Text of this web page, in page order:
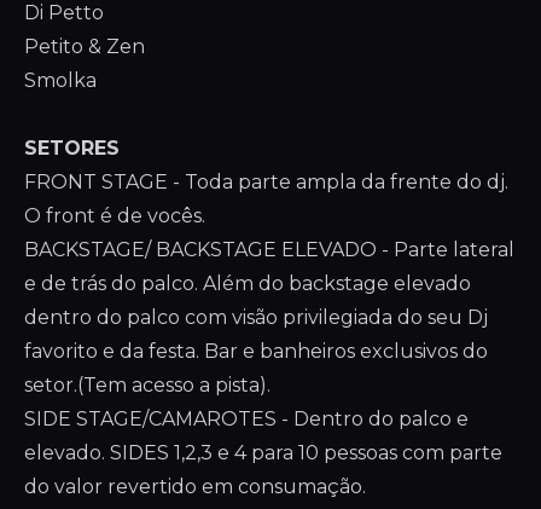
Di Petto
Petito & Zen
Smolka
SETORES
FRONT STAGE - Toda parte ampla da frente do dj.
O front é de vocês.
BACKSTAGE/ BACKSTAGE ELEVADO - Parte lateral
e de trás do palco. Além do backstage elevado
dentro do palco com visão privilegiada do seu Dj
favorito e da festa. Bar e banheiros exclusivos do
setor.(Tem acesso a pista).
SIDE STAGE/CAMAROTES - Dentro do palco e
elevado. SIDES 1,2,3 e 4 para 10 pessoas com parte
do valor revertido em consumação.